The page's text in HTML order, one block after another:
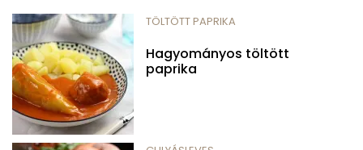
TÖLTÖTT PAPRIKA
Hagyományos töltött
paprika